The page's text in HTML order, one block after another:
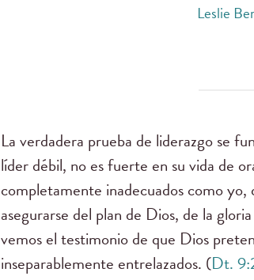
Leslie
La verdadera prueba de liderazgo se
líder débil, no es fuerte en su vida de
completamente inadecuados como yo,
asegurarse del plan de Dios, de la
vemos el testimonio de que Dios
inseparablemente entrelazados. (Dt.